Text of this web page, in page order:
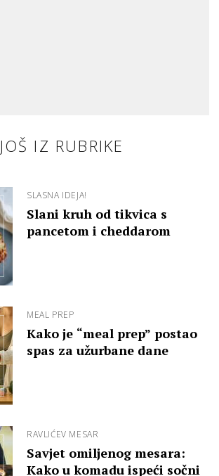
JOŠ IZ RUBRIKE
SLASNA IDEJA!
Slani kruh od tikvica s
pancetom i cheddarom
MEAL PREP
Kako je “meal prep” postao
spas za užurbane dane
RAVLIĆEV MESAR
Savjet omiljenog mesara:
Kako u komadu ispeći sočni